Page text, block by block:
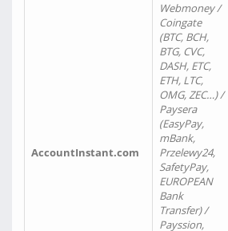
AccountInstant.com
Webmoney /
Coingate
(BTC, BCH,
BTG, CVC,
DASH, ETC,
ETH, LTC,
OMG, ZEC…) /
Paysera
(EasyPay,
mBank,
Przelewy24,
SafetyPay,
EUROPEAN
Bank
Transfer) /
Payssion,